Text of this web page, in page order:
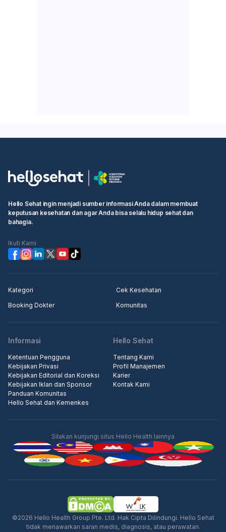
Iklan
Hello Sehat ingin menjadi sumber informasi Anda dalam membuat
keputusan kesehatan dan agar Anda bisa selalu hidup sehat dan
bahagia.
Ikuti Kami
Kategori
Cek Kesehatan
Booking Dokter
Komunitas
Informasi
Ketentuan Pengguna
Kebijakan Privasi
Kebijakan Editorial dan Koreksi
Kebijakan Iklan dan Sponsor
Panduan Komunitas
Hello Sehat dan Kemenkes
Hello Sehat
Tentang Kami
Profil Manajemen
Karier
Kontak Kami
Silakan kunjungi situs Hello Health lainnya
©2026 Hello Health Group Pte. Ltd. Hak Cipta Dilindungi. Hello Sehat
tidak menawarkan saran medis, diagnosis, atau perawatan.